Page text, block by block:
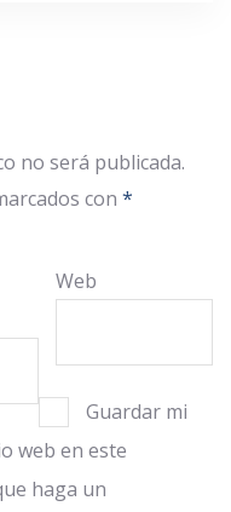
no será publicada.
con *
Web
Guardar mi
web en este
haga un